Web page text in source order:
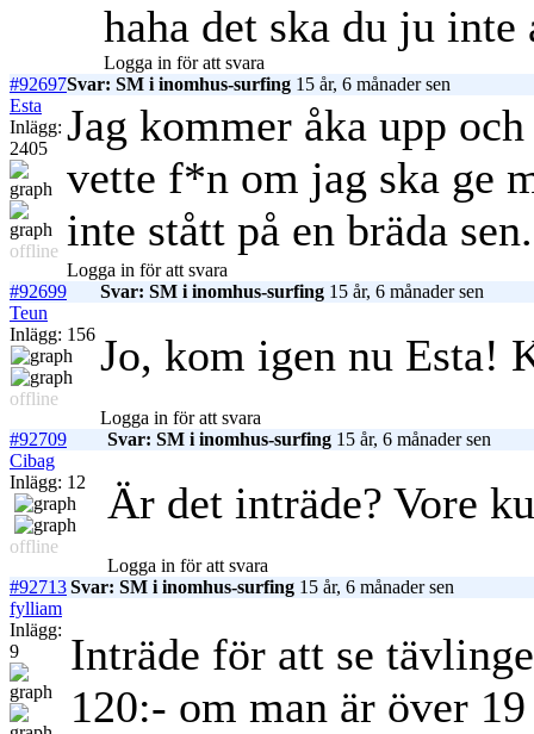
haha det ska du ju
Logga in för att svara
#92697Svar: SM i inomhus-surfing 15 år, 6 månader sen
Esta
Inlägg:
2405
offline
Jag kommer åka upp
vette f*n om jag ska ge
inte stått på en bräda
Logga in för att svara
#92699
Svar: SM i inomhus-surfing 15 år, 6 månader sen
Teun
Inlägg: 156
offline
Jo, kom igen nu Esta!
Logga in för att svara
#92709
Svar: SM i inomhus-surfing 15 år, 6 månader sen
Cibag
Inlägg: 12
offline
Är det inträde? Vore
Logga in för att svara
#92713Svar: SM i inomhus-surfing 15 år, 6 månader sen
fylliam
Inlägg:
9
Inträde för att se
120:- om man är över